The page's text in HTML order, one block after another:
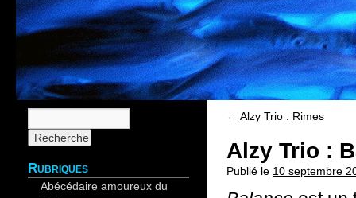
← Alzy Trio : Rimes
Alzy Trio :
Publié le 10 septembre
Rubriques
Abécédaire amoureux du